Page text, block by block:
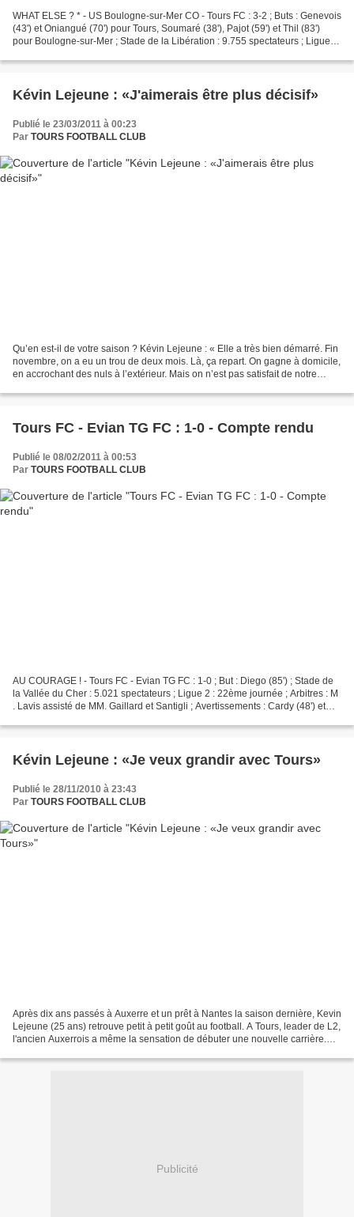
WHAT ELSE ? * - US Boulogne-sur-Mer CO - Tours FC : 3-2 ; Buts : Genevois
(43') et Oniangué (70') pour Tours, Soumaré (38'), Pajot (59') et Thil (83')
pour Boulogne-sur-Mer ; Stade de la Libération : 9.755 spectateurs ; Ligue 2
Kévin Lejeune : «J'aimerais être plus décisif»
Publié le 23/03/2011 à 00:23
Par TOURS FOOTBALL CLUB
Qu’en est-il de votre saison ? Kévin Lejeune : « Elle a très bien démarré. Fin
novembre, on a eu un trou de deux mois. Là, ça repart. On gagne à domicile,
en accrochant des nuls à l’extérieur. Mais on n’est pas satisfait de notre
Tours FC - Evian TG FC : 1-0 - Compte rendu
Publié le 08/02/2011 à 00:53
Par TOURS FOOTBALL CLUB
AU COURAGE ! - Tours FC - Evian TG FC : 1-0 ; But : Diego (85') ; Stade de
la Vallée du Cher : 5.021 spectateurs ; Ligue 2 : 22ème journée ; Arbitres : M
. Lavis assisté de MM. Gaillard et Santigli ; Avertissements : Cardy (48') et
Kévin Lejeune : «Je veux grandir avec Tours»
Publié le 28/11/2010 à 23:43
Par TOURS FOOTBALL CLUB
Après dix ans passés à Auxerre et un prêt à Nantes la saison dernière, Kevin
Lejeune (25 ans) retrouve petit à petit goût au football. A Tours, leader de L2,
l'ancien Auxerrois a même la sensation de débuter une nouvelle carrière.
Publicité